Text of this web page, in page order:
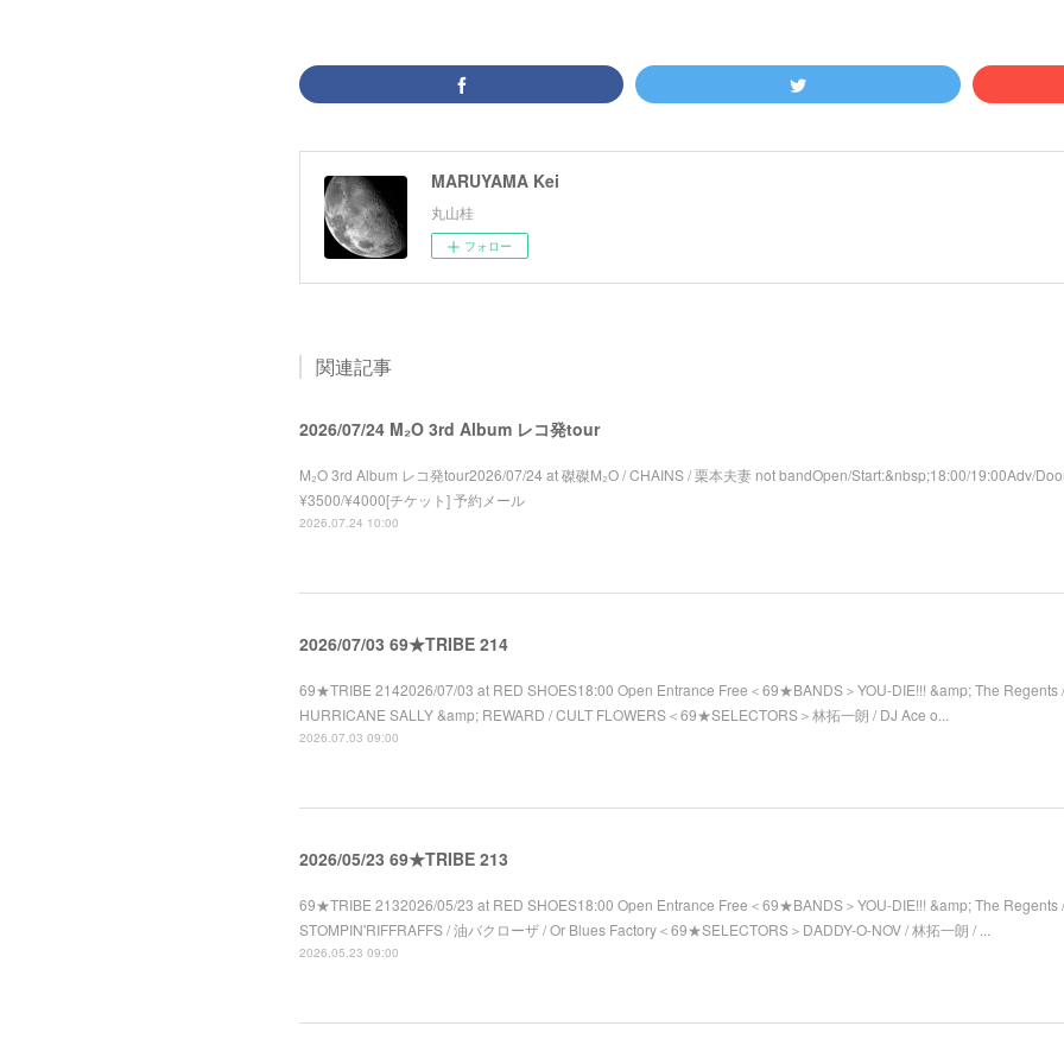
MARUYAMA Kei
丸山桂
フォロー
関連記事
2026/07/24 M₂O 3rd Album レコ発tour
M₂O 3rd Album レコ発tour2026/07/24 at 磔磔M₂O / CHAINS / 栗本夫妻 not bandOpen/Start:&nbsp;18:00/19:00Adv/
¥3500/¥4000[チケット] 予約メール
2026.07.24 10:00
2026/07/03 69★TRIBE 214
69★TRIBE 2142026/07/03 at RED SHOES18:00 Open Entrance Free＜69★BANDS＞YOU-DIE!!! &amp; The Regents
HURRICANE SALLY &amp; REWARD / CULT FLOWERS＜69★SELECTORS＞林拓一朗 / DJ Ace o...
2026.07.03 09:00
2026/05/23 69★TRIBE 213
69★TRIBE 2132026/05/23 at RED SHOES18:00 Open Entrance Free＜69★BANDS＞YOU-DIE!!! &amp; The Regents /
STOMPIN'RIFFRAFFS / 油バクローザ / Or Blues Factory＜69★SELECTORS＞DADDY-O-NOV / 林拓一朗 / ...
2026.05.23 09:00